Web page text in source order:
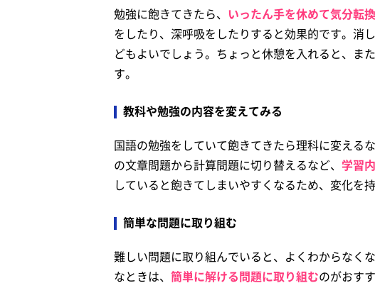
勉強に飽きてきたら、 いったん手を休めて気分転
をしたり、深呼吸をしたりすると効果的です。消
どもよいでしょう。ちょっと休憩を入れると、ま
す。
教科や勉強の内容を変えてみる
国語の勉強をしていて飽きてきたら理科に変えるな
の文章問題から計算問題に切り替えるなど、 学習
していると飽きてしまいやすくなるため、変化を
簡単な問題に取り組む
難しい問題に取り組んでいると、よくわからなく
なときは、 簡単に解ける問題に取り組むのがおす